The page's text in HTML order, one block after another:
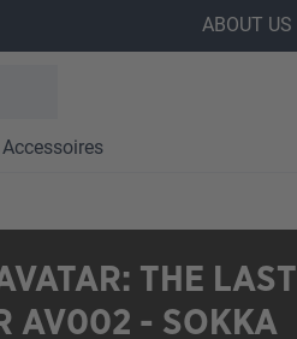
ABOUT US
THE LAST
AV002 - SOKKA